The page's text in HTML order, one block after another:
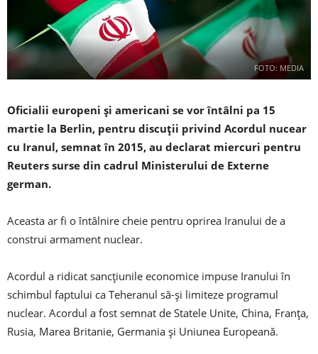
FOTO: MEDIA
Oficialii europeni și americani se vor întâlni pa 15
martie la Berlin, pentru discuții privind Acordul nucear
cu Iranul, semnat în 2015, au declarat miercuri pentru
Reuters surse din cadrul Ministerului de Externe
german.
Aceasta ar fi o întâlnire cheie pentru oprirea Iranului de a
construi armament nuclear.
Acordul a ridicat sancțiunile economice impuse Iranului în
schimbul faptului ca Teheranul să-și limiteze programul
nuclear. Acordul a fost semnat de Statele Unite, China, Franța,
Rusia, Marea Britanie, Germania și Uniunea Europeană.